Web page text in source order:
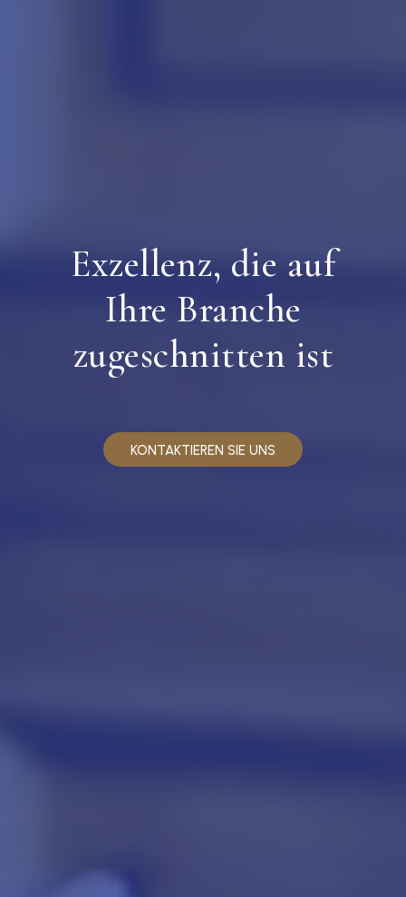
Exzellenz, die auf
Ihre Branche
zugeschnitten ist
KONTAKTIEREN SIE UNS